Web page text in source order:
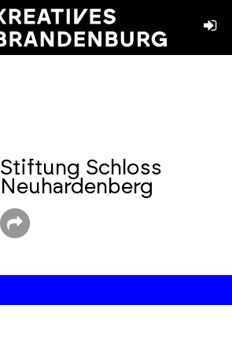
Stiftung Schloss
Neuhardenberg